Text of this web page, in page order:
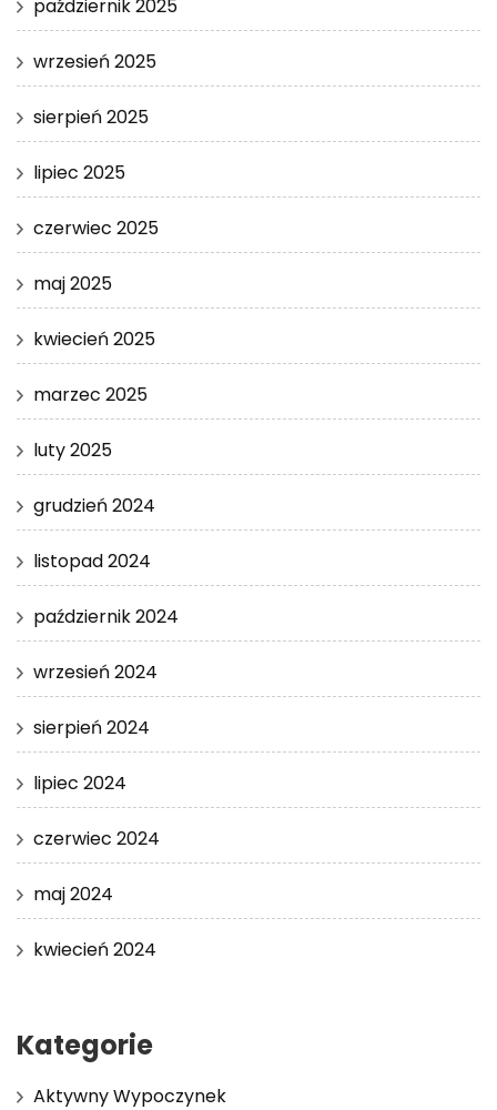
październik 2025
wrzesień 2025
sierpień 2025
lipiec 2025
czerwiec 2025
maj 2025
kwiecień 2025
marzec 2025
luty 2025
grudzień 2024
listopad 2024
październik 2024
wrzesień 2024
sierpień 2024
lipiec 2024
czerwiec 2024
maj 2024
kwiecień 2024
Kategorie
Aktywny Wypoczynek